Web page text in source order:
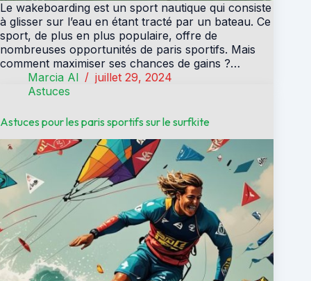
Le wakeboarding est un sport nautique qui consiste
à glisser sur l’eau en étant tracté par un bateau. Ce
sport, de plus en plus populaire, offre de
nombreuses opportunités de paris sportifs. Mais
comment maximiser ses chances de gains ?…
Marcia Al
juillet 29, 2024
Astuces
Astuces pour les paris sportifs sur le surfkite